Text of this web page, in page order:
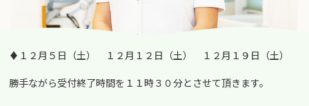
♦１２月５日（土） １２月１２日（土） １２月１９日（土）
勝手ながら受付終了時間を１１時３０分とさせて頂きます。